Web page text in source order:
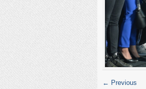
← Previous